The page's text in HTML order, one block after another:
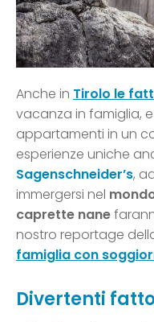
Anche in Tirolo le
vacanza in famiglia,
appartamenti in un
esperienze uniche
Sagenschneider’s,
immergersi nel
caprette nane
nostro reportage
famiglia con
Divertenti